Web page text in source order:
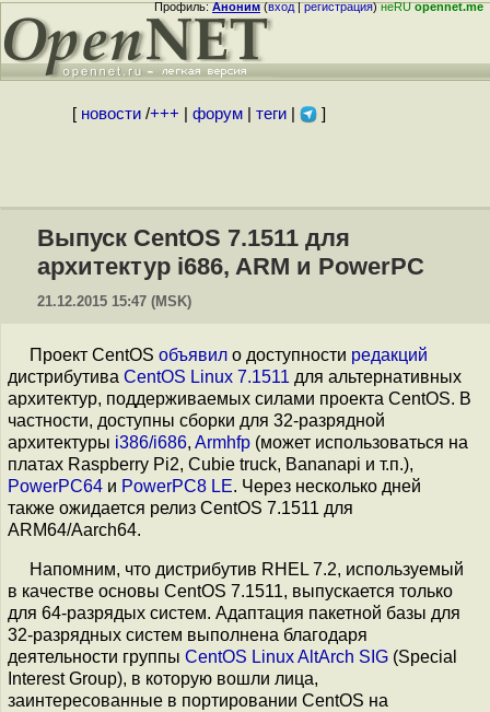
Профиль:Аноним(вход|регистрация)неRUopennet.me
[ новости/+++ форум| теги| ]
Выпуск CentOS 7.1511 для
архитектур i686, ARM и PowerPC
21.12.2015 15:47 (MSK)
Проект CentOS объявил о доступности редакций
дистрибутива CentOS Linux 7.1511 для альтернативных
архитектур, поддерживаемых силами проекта CentOS. В
частности, доступны сборки для 32-разрядной
архитектуры i386/i686, Armhfp (может использоваться на
платах Raspberry Pi2, Сubie truck, Bananapi и т.п.),
PowerPC64 и PowerPC8 LE. Через несколько дней
также ожидается релиз CentOS 7.1511 для
ARM64/Aarch64.
Напомним, что дистрибутив RHEL 7.2, используемый
в качестве основы CentOS 7.1511, выпускается только
для 64-разрядых систем. Адаптация пакетной базы для
32-разрядных систем выполнена благодаря
деятельности группы CentOS Linux AltArch SIG (Special
Interest Group), в которую вошли лица,
заинтересованные в портировании CentOS на